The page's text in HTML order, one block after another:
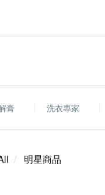
膏 洗衣專家
明星商品